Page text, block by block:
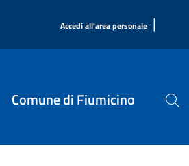
Accedi all'area personale |
Comune di Fiumicino